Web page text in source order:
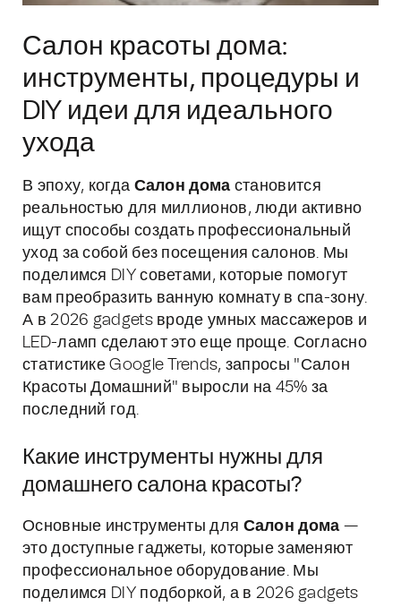
Салон красоты дома:
инструменты, процедуры и
DIY идеи для идеального
ухода
В эпоху, когда Салон дома становится
реальностью для миллионов, люди активно
ищут способы создать профессиональный
уход за собой без посещения салонов. Мы
поделимся DIY советами, которые помогут
вам преобразить ванную комнату в спа-зону.
А в 2026 gadgets вроде умных массажеров и
LED-ламп сделают это еще проще. Согласно
статистике Google Trends, запросы "Салон
Красоты Домашний" выросли на 45% за
последний год.
Какие инструменты нужны для
домашнего салона красоты?
Основные инструменты для Салон дома —
это доступные гаджеты, которые заменяют
профессиональное оборудование. Мы
поделимся DIY подборкой, а в 2026 gadgets